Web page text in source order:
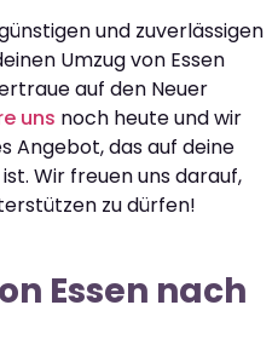
und zuverlässigen
Umzug von Essen
auf den Neuer
uns noch heute und wir
Angebot, das auf deine
Wir freuen uns darauf,
zu dürfen!
Essen nach